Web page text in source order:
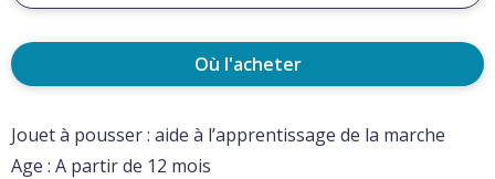
Où l'acheter
Jouet à pousser : aide à l’apprentissage de la marche
Age : A partir de 12 mois